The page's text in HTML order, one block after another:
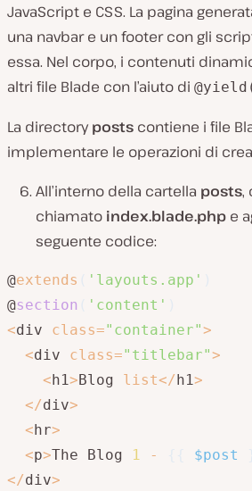
JavaScript e CSS. La pagina
una navbar e un footer con gli
essa. Nel corpo, i contenuti
altri file Blade con l’aiuto di
La directoryposts contiene i file
implementare le operazioni di
All’interno della cartella posts,
chiamato index.blade.php e
seguente codice:
@extends 'layouts.app'
@section 'content'
<div class="container">
<div class="titlebar">
<h1 >Blog list</h1 >
</div>
<hr>
<p>The Blog 1 - $post
</div>